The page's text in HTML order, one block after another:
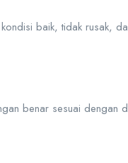
baik, tidak rusak,
benar sesuai dengan